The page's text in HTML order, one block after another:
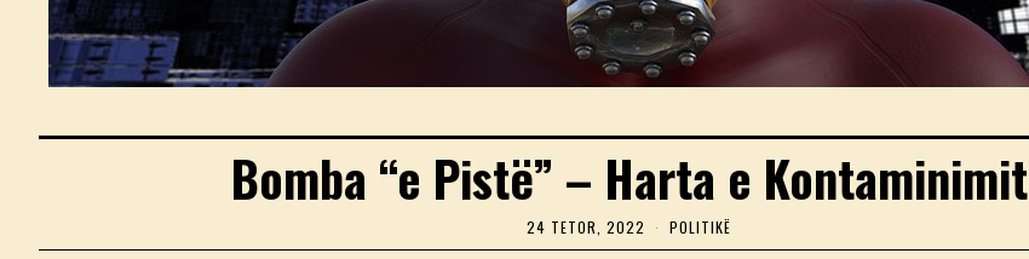
Bomba “e Pistë” – Harta e Kontaminimit
24 TETOR, 2022
4
POLITIKË